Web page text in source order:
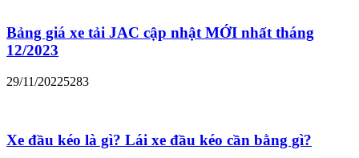
Bảng giá xe tải JAC cập nhật MỚI nhất tháng
12/2023
29/11/20225283
Xe đầu kéo là gì? Lái xe đầu kéo cần bằng gì?